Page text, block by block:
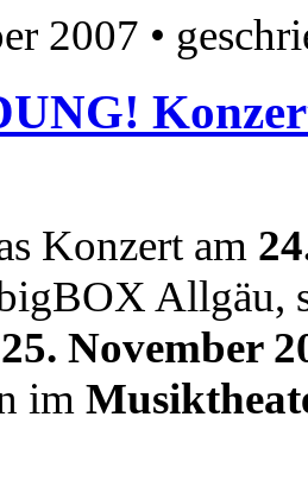
2007 •
Konzert am
Allgäu,
25. November
im